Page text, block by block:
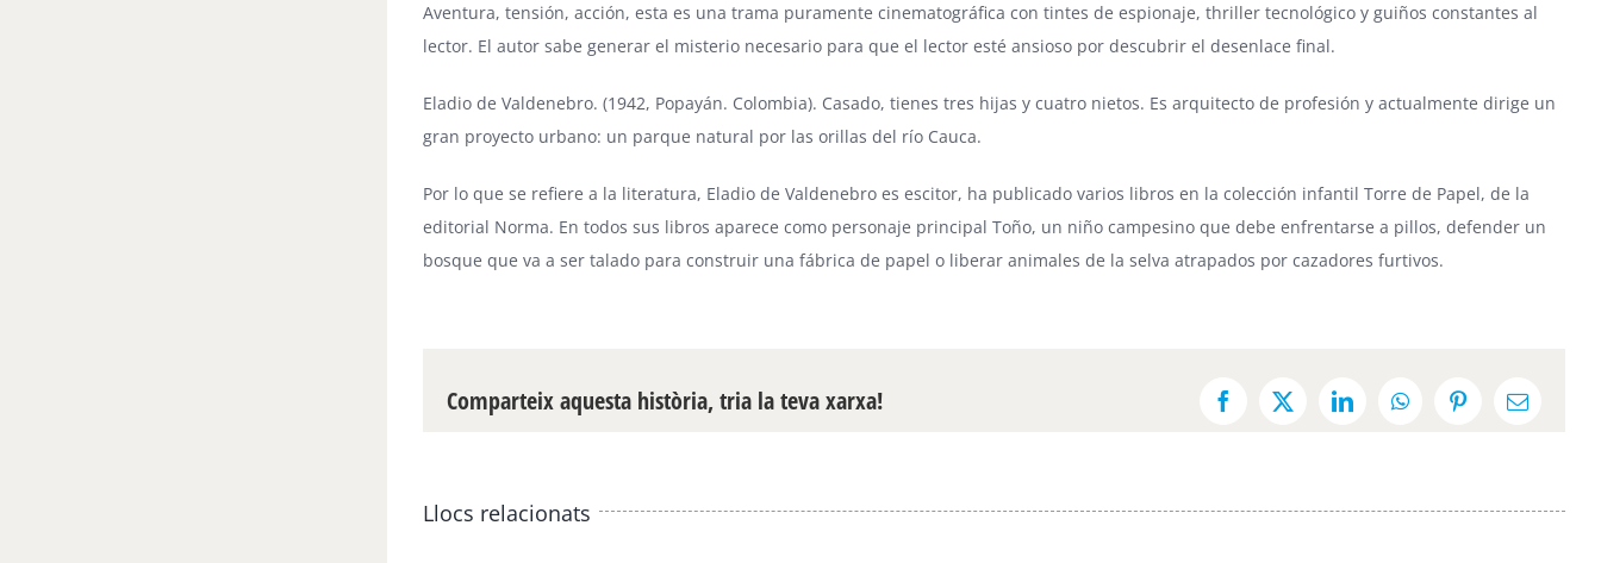
Aventura, tensión, acción, esta es una trama puramente cinematográfica con tintes de espionaje, thriller tecnológico y guiños constantes al
lector. El autor sabe generar el misterio necesario para que el lector esté ansioso por descubrir el desenlace final.
Eladio de Valdenebro. (1942, Popayán. Colombia). Casado, tienes tres hijas y cuatro nietos. Es arquitecto de profesión y actualmente dirige un
gran proyecto urbano: un parque natural por las orillas del río Cauca.
Por lo que se refiere a la literatura, Eladio de Valdenebro es escitor, ha publicado varios libros en la colección infantil Torre de Papel, de la
editorial Norma. En todos sus libros aparece como personaje principal Toño, un niño campesino que debe enfrentarse a pillos, defender un
bosque que va a ser talado para construir una fábrica de papel o liberar animales de la selva atrapados por cazadores furtivos.
Comparteix aquesta història, tria la teva xarxa! Facebook
X LinkedInWhatsAppPinterestEmail:
Llocs relacionats